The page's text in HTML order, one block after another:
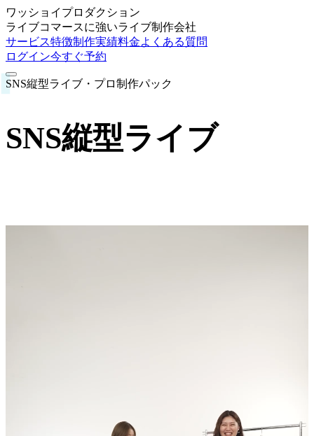
ワッショイプロダクション
ライブコマースに強いライブ制作会社
サービス特徴制作実績料金よくある質問
ログイン今すぐ予約
SNS縦型ライブ・プロ制作パック
SNS縦型ライブ